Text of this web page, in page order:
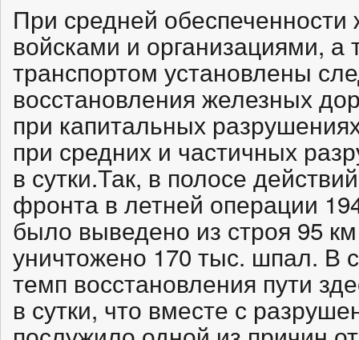
При средней
войсками и организациями,
транспортом установлены
восстановления железных
при капитальных
при средних и частичных
в сутки.Так, в полосе
фронта в летней операции
было выведено из строя 95
уничтожено 170 тыс. шпал. В
темп восстановления пути
в сутки, что вместе с